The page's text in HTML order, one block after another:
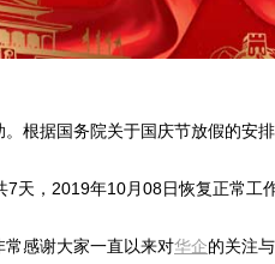
根据国务院关于国庆节放假的安
天，2019年10月08日恢复正常工作
感谢大家一直以来对华企的关注